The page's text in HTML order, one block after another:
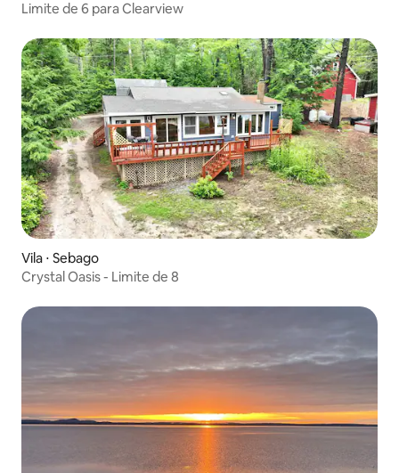
Limite de 6 para Clearview
Vila ⋅ Sebago
Crystal Oasis - Limite de 8